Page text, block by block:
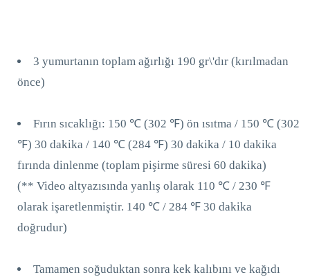
3 yumurtanın toplam ağırlığı 190 gr\'dır (kırılmadan
önce)
Fırın sıcaklığı: 150 ℃ (302 ℉) ön ısıtma / 150 ℃ (302
℉) 30 dakika / 140 ℃ (284 ℉) 30 dakika / 10 dakika
fırında dinlenme (toplam pişirme süresi 60 dakika)
(** Video altyazısında yanlış olarak 110 ℃ / 230 ℉
olarak işaretlenmiştir. 140 ℃ / 284 ℉ 30 dakika
doğrudur)
Tamamen soğuduktan sonra kek kalıbını ve kağıdı